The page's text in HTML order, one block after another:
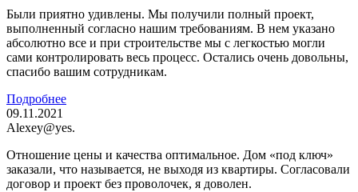
Были приятно удивлены. Мы получили полный проект,
выполненный согласно нашим требованиям. В нем указано
абсолютно все и при строительстве мы с легкостью могли
сами контролировать весь процесс. Остались очень довольны,
спасибо вашим сотрудникам.
Подробнее
09.11.2021
Alexey@yes.
Отношение цены и качества оптимальное. Дом «под ключ»
заказали, что называется, не выходя из квартиры. Согласовали
договор и проект без проволочек, я доволен.